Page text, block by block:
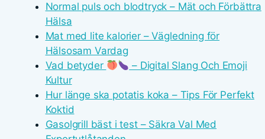
Normal puls och blodtryck – Mät och Förbättra
Hälsa
Mat med lite kalorier – Vägledning för
Hälsosam Vardag
Vad betyder
– Digital Slang Och Emoji
Kultur
Hur länge ska potatis koka – Tips För Perfekt
Koktid
Gasolgrill bäst i test – Säkra Val Med